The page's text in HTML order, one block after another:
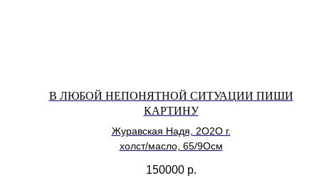
В ЛЮБОЙ НЕПОНЯТНОЙ СИТУАЦИИ ПИШИ
КАРТИНУ
Журавская Надя, 2О2О г.
холст/масло, 65/9Осм
150000 р.